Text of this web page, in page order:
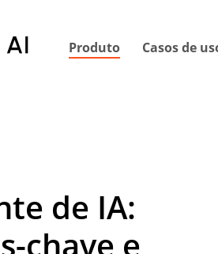
Produto Casos de
de IA:
chave e